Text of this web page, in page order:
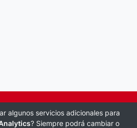
de datos
algunos servicios adicionales para
? Siempre podrá cambiar o